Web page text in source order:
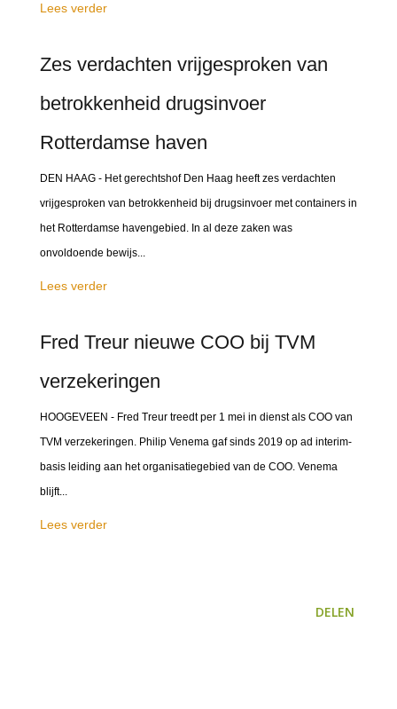
Lees verder
Zes verdachten vrijgesproken van
betrokkenheid drugsinvoer
Rotterdamse haven
DEN HAAG - Het gerechtshof Den Haag heeft zes verdachten
vrijgesproken van betrokkenheid bij drugsinvoer met containers in
het Rotterdamse havengebied. In al deze zaken was
onvoldoende bewijs...
Lees verder
Fred Treur nieuwe COO bij TVM
verzekeringen
HOOGEVEEN - Fred Treur treedt per 1 mei in dienst als COO van
TVM verzekeringen. Philip Venema gaf sinds 2019 op ad interim-
basis leiding aan het organisatiegebied van de COO. Venema
blijft...
Lees verder
DELEN